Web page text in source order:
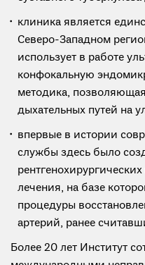
клиника является
Северо-Западном
использует в работе
конфокальную
методика,
дыхательных путей на
впервые в истории
службы здесь было
лечения, на базе
процедуры
артерий, ранее
Более 20 лет Институт